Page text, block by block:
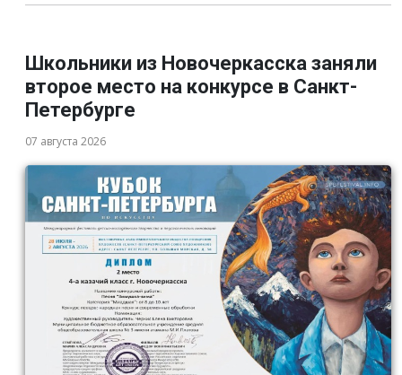
Школьники из Новочеркасска заняли
второе место на конкурсе в Санкт-
Петербурге
07 августа 2026